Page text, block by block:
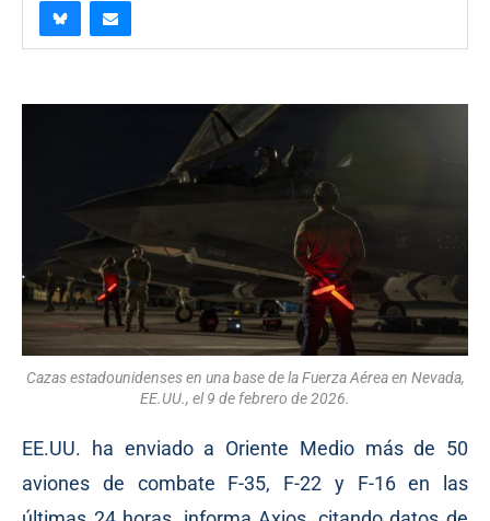
Cazas estadounidenses en una base de la Fuerza Aérea en Nevada,
EE.UU., el 9 de febrero de 2026.
EE.UU. ha enviado a Oriente Medio más de 50
aviones de combate F-35, F-22 y F-16 en las